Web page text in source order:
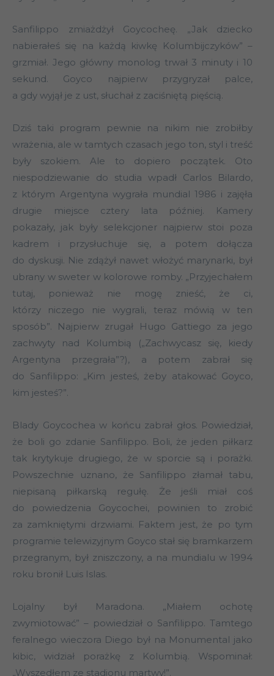
Sanfilippo zmiażdżył Goycocheę. „Jak dziecko
nabierałeś się na każdą kiwkę Kolumbijczyków” –
grzmiał. Jego główny monolog trwał 3 minuty i 10
sekund. Goyco najpierw przygryzał palce,
a gdy wyjął je z ust, słuchał z zaciśniętą pięścią.
Dziś taki program pewnie na nikim nie zrobiłby
wrażenia, ale w tamtych czasach jego ton, styl i treść
były szokiem. Ale to dopiero początek. Oto
niespodziewanie do studia wpadł Carlos Bilardo,
z którym Argentyna wygrała mundial 1986 i zajęła
drugie miejsce cztery lata później. Kamery
pokazały, jak były selekcjoner najpierw stoi poza
kadrem i przysłuchuje się, a potem dołącza
do dyskusji. Nie zdążył nawet włożyć marynarki, był
ubrany w sweter w kolorowe romby. „Przyjechałem
tutaj, ponieważ nie mogę znieść, że ci,
którzy niczego nie wygrali, teraz mówią w ten
sposób”. Najpierw zrugał Hugo Gattiego za jego
zachwyty nad Kolumbią („Zachwycasz się, kiedy
Argentyna przegrała”?), a potem zabrał się
do Sanfilippo: „Kim jesteś, żeby atakować Goyco,
kim jesteś?”.
Blady Goycochea w końcu zabrał głos. Powiedział,
że boli go zdanie Sanfilippo. Boli, że jeden piłkarz
tak krytykuje drugiego, że w sporcie są i porażki.
Powszechnie uznano, że Sanfilippo złamał tabu,
niepisaną piłkarską regułę. Że jeśli miał coś
do powiedzenia Goycochei, powinien to zrobić
za zamkniętymi drzwiami. Faktem jest, że po tym
programie telewizyjnym Goyco stał się bramkarzem
przegranym, był zniszczony, a na mundialu w 1994
roku bronił Luis Islas.
Lojalny był Maradona. „Miałem ochotę
zwymiotować” – powiedział o Sanfilippo. Tamtego
feralnego wieczora Diego był na Monumental jako
kibic, widział porażkę z Kolumbią. Wspominał:
„Wyszedłem ze stadionu martwy!”.